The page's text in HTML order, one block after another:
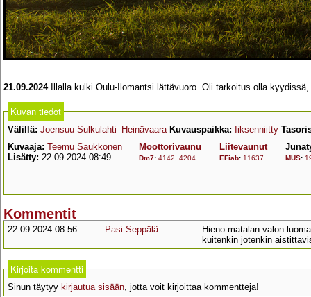
21.09.2024Illalla kulki Oulu-Ilomantsi lättävuoro. Oli tarkoitus olla
Kuvan tiedot
Välillä: Joensuu Sulkulahti–Heinävaara Kuvauspaikka: Iiksenniitty
Kuvaaja: Teemu Saukkonen
Lisätty: 22.09.2024 08:49
Moottorivaunu
Dm7: 4142 4204
Liitevaunut
EFiab: 11637 MUS:
Kommentit
22.09.2024 08:56 Pasi Seppälä:
Hieno matalan valon
kuitenkin jotenkin
Kirjoita kommentti
Sinun täytyy kirjautua sisään, jotta voit kirjoittaa kommentteja!